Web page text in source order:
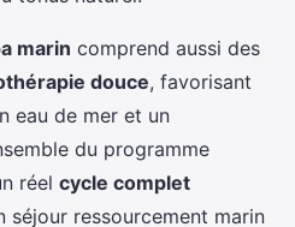
marin comprend aussi des
douce, favorisant
eau de mer et un
du programme
réel cycle complet
séjour ressourcement marin